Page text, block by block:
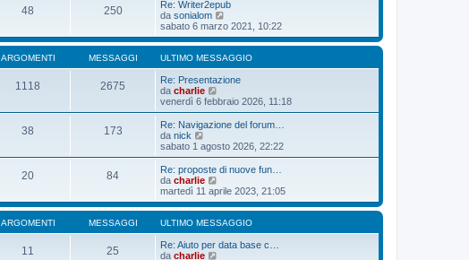
g
g
i
o
e
s
a
g
g
i
i
m
o
m
s
g
g
i
48 250
Re: Writer2epub
da sonialom
e
d
i
u
l
t
m
o
m
s
a
g
g
i
o
sabato 6 marzo 2021, 10:22
ARGOMENTI MESSAGGI ULTIMO MESSAGGIO
1118 2675
Re: Presentazione
da charlie
e
d
i
l
m
o
m
e
s
s
a
g
venerdì 6 febbraio 2026, 11:18
38 173
Re: Navigazione del forum…
da nick
e
d
i
u
i
m
o
m
e
sabato 1 agosto 2026, 22:22
20 84
Re: proposte di nuove fun…
da charlie
e
d
i
u
l
t
martedì 11 aprile 2023, 21:05
ARGOMENTI MESSAGGI ULTIMO MESSAGGIO
11 25
Re: Aiuto per data base c…
da charlie